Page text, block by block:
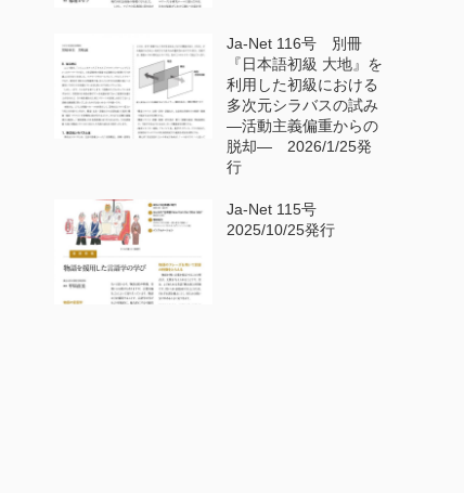
Ja-Net 116号 別冊
『日本語初級 大地』を
利用した初級における
多次元シラバスの試み
—活動主義偏重からの
脱却— 2026/1/25発
行
Ja-Net 115号
2025/10/25発行